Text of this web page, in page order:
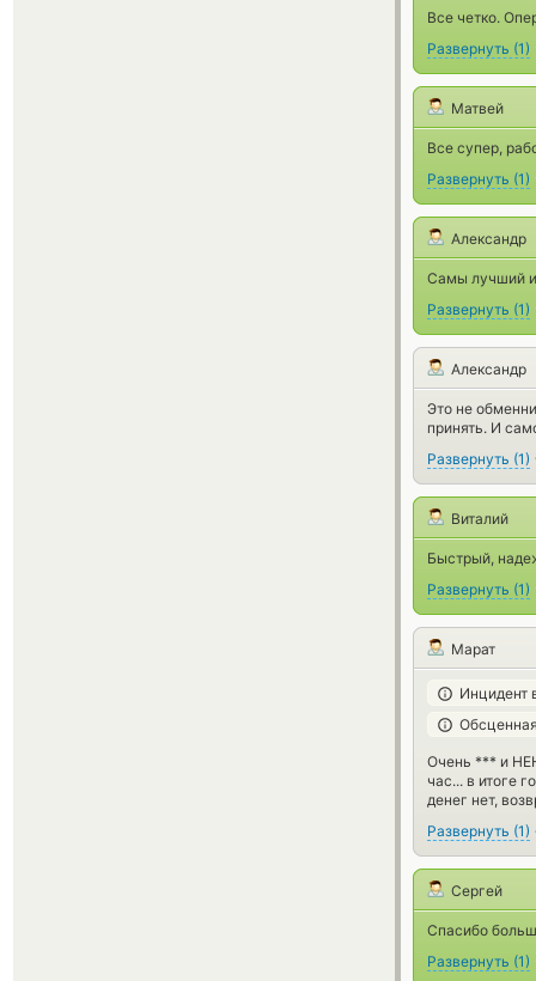
Все четко.
Развернуть (1)
Матвей
Все супер,
Развернуть (1)
Александр
Самы лучший
Развернуть (1)
Александр
Это не
принять. И
Развернуть (1)
Виталий
Быстрый,
Развернуть (1)
Марат
Инцидент
Очень *** и
час... в итоге
денег нет,
Развернуть (1)
Сергей
Спасибо
Развернуть (1)